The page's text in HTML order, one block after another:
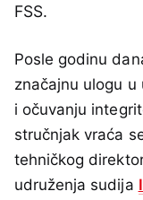
FSS.
Posle godinu
značajnu ulogu
i očuvanju
stručnjak vraća
tehničkog
udruženja sudija